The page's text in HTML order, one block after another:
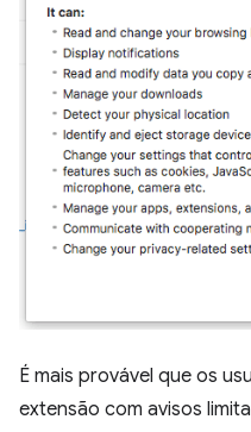
É mais provável que os
extensão com avisos